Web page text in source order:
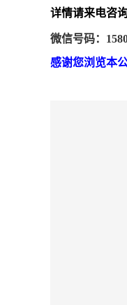
详情请来电咨
微信号码：
感谢您浏览本